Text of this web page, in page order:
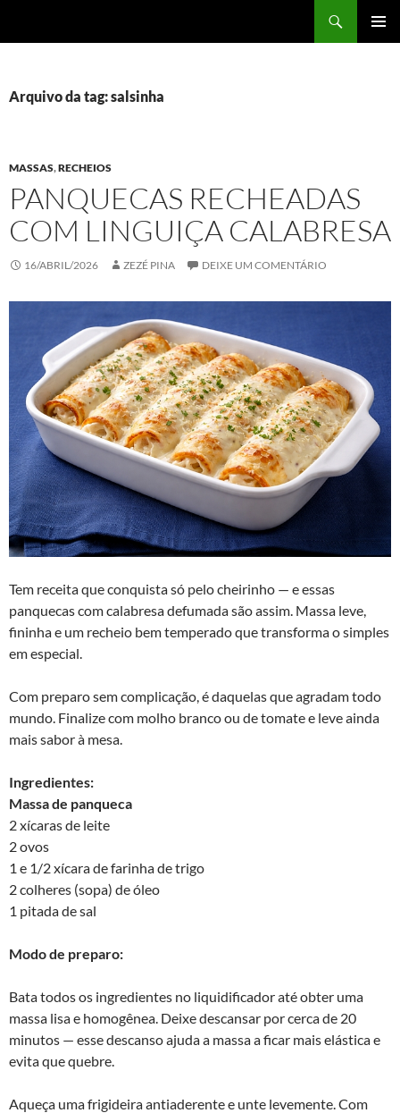
Arquivo da tag: salsinha
MASSAS,RECHEIOS
PANQUECAS RECHEADAS
COM LINGUIÇA CALABRESA
16/ABRIL/2026 ZEZÉ PINA DEIXE UM COMENTÁRIO
Tem receita que conquista só pelo cheirinho — e essas
panquecas com calabresa defumada são assim. Massa leve,
fininha e um recheio bem temperado que transforma o simples
em especial.
Com preparo sem complicação, é daquelas que agradam todo
mundo. Finalize com molho branco ou de tomate e leve ainda
mais sabor à mesa.
Ingredientes:
Massa de panqueca
2 xícaras de leite
2 ovos
1 e 1/2 xícara de farinha de trigo
2 colheres (sopa) de óleo
1 pitada de sal
Modo de preparo:
Bata todos os ingredientes no liquidificador até obter uma
massa lisa e homogênea. Deixe descansar por cerca de 20
minutos — esse descanso ajuda a massa a ficar mais elástica e
evita que quebre.
Aqueça uma frigideira antiaderente e unte levemente. Com